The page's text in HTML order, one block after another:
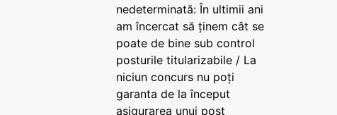
nedeterminată: În ultimii ani
am încercat să ținem cât se
poate de bine sub control
posturile titularizabile / La
niciun concurs nu poți
garanta de la început
asigurarea unui post